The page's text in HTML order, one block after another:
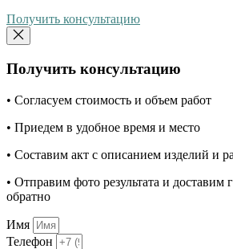
Получить консультацию
Получить консультацию
• Согласуем стоимость и объем работ
• Приедем в удобное время и место
• Составим акт с описанием изделий и
• Отправим фото результата и доставим
обратно
Имя
Телефон